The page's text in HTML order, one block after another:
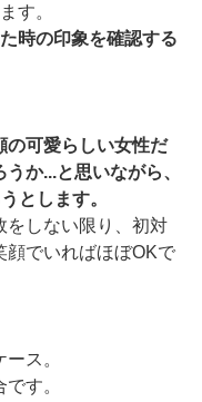
す。
時の印象を確認する
の可愛らしい女性だ
か...と思いながら、
とします。
をしない限り、初対
顔でいればほぼOKで
ス。
す。